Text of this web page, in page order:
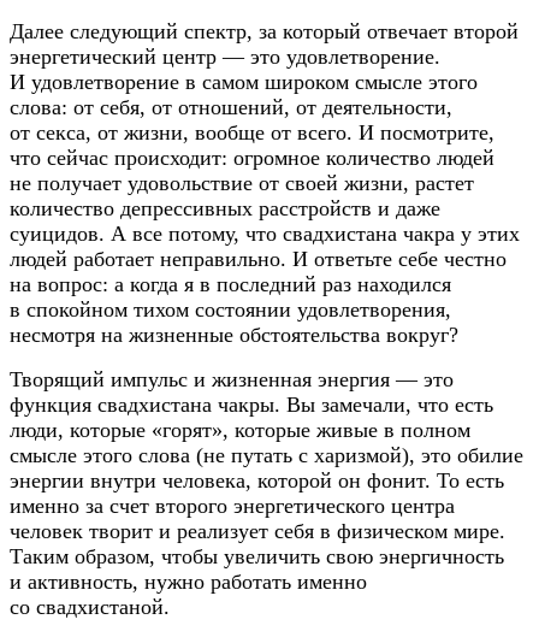
Далее следующий спектр, за который отвечает второй
энергетический центр — это удовлетворение.
И удовлетворение в самом широком смысле этого
слова: от себя, от отношений, от деятельности,
от секса, от жизни, вообще от всего. И посмотрите,
что сейчас происходит: огромное количество людей
не получает удовольствие от своей жизни, растет
количество депрессивных расстройств и даже
суицидов. А все потому, что свадхистана чакра у этих
людей работает неправильно. И ответьте себе честно
на вопрос: а когда я в последний раз находился
в спокойном тихом состоянии удовлетворения,
несмотря на жизненные обстоятельства вокруг?
Творящий импульс и жизненная энергия — это
функция свадхистана чакры. Вы замечали, что есть
люди, которые «горят», которые живые в полном
смысле этого слова (не путать с харизмой), это обилие
энергии внутри человека, которой он фонит. То есть
именно за счет второго энергетического центра
человек творит и реализует себя в физическом мире.
Таким образом, чтобы увеличить свою энергичность
и активность, нужно работать именно
со свадхистаной.